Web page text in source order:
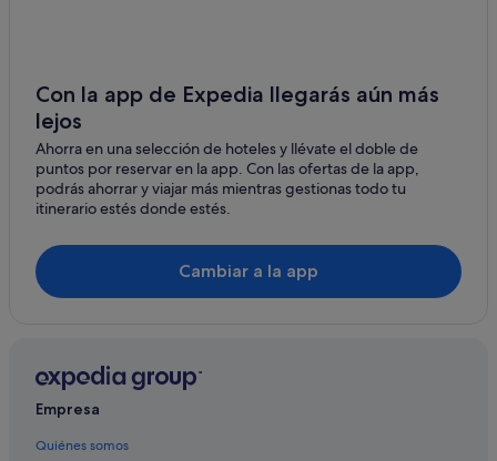
Hoteles en la playa en Arona
Hoteles de esquí en Arona
Catalonia hoteles en Arona
Hoteles con todo incluido en Tenerife
Iberostar hoteles en Valle de San Lorenzo
Villas en Valle de San Lorenzo
Los Cristianos hoteles
Hoteles para familias en Arona
Casas rurales en Chayofa
Con la app de Expedia llegarás aún más
lejos
Ahorra en una selección de hoteles y llévate el doble de
puntos por reservar en la app. Con las ofertas de la app,
podrás ahorrar y viajar más mientras gestionas todo tu
itinerario estés donde estés.
Cambiar a la app
Empresa
Quiénes somos